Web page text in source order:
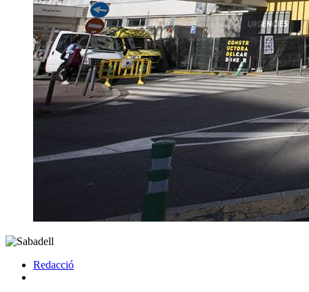
Redacció